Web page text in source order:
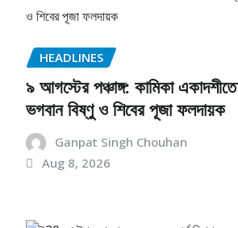
HEADLINES
৯ আগস্টের পঞ্চাঙ্গ: কামিকা একাদশীতে
ভগবান বিষ্ণু ও শিবের পূজা ফলদায়ক
Ganpat Singh Chouhan
Aug 8, 2026